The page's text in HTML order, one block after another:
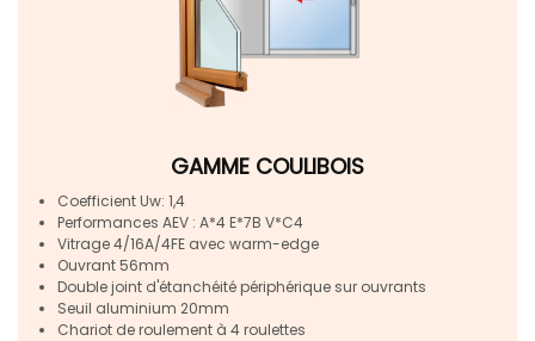
GAMME COULIBOIS
Coefficient Uw: 1,4
Performances AEV : A*4 E*7B V*C4
Vitrage 4/16A/4FE avec warm-edge
Ouvrant 56mm
Double joint d'étanchéité périphérique sur ouvrants
Seuil aluminium 20mm
Chariot de roulement à 4 roulettes